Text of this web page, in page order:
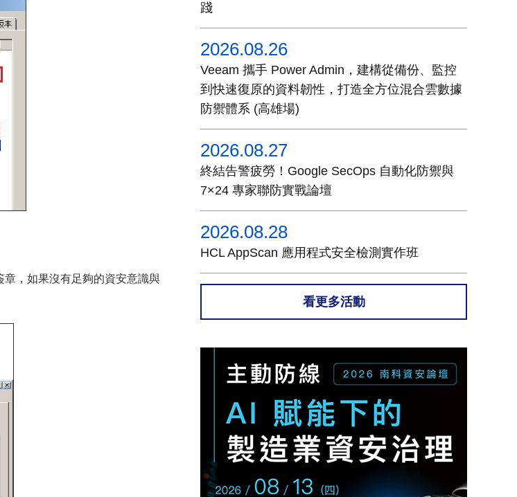
，如果沒有足夠的資安意識與
踐
2026.08.26
Veeam 攜手 Power Admin，建構從備份、監控
到快速復原的資料韌性，打造全方位混合雲數據
防禦體系 (高雄場)
2026.08.27
終結告警疲勞！Google SecOps 自動化防禦與
7×24 專家聯防實戰論壇
2026.08.28
HCL AppScan 應用程式安全檢測實作班
看更多活動